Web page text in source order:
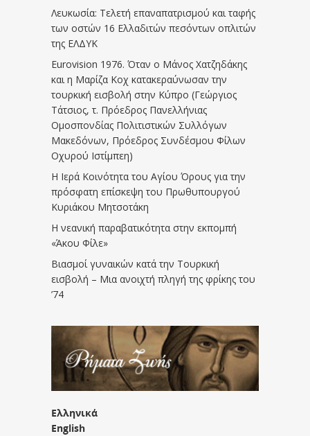
Λευκωσία: Τελετή επαναπατρισμού και ταφής
των οστών 16 Ελλαδιτών πεσόντων οπλιτών
της ΕΛΔΥΚ
Eurovision 1976. Όταν ο Μάνος Χατζηδάκης
και η Μαρίζα Κοχ κατακεραύνωσαν την
τουρκική εισβολή στην Κύπρο (Γεώργιος
Τάτσιος, τ. Πρόεδρος Πανελλήνιας
Ομοσπονδίας Πολιτιστικών Συλλόγων
Μακεδόνων, Πρόεδρος Συνδέσμου Φίλων
Οχυρού Ιστίμπεη)
Η Ιερά Κοινότητα του Αγίου Όρους για την
πρόσφατη επίσκεψη του Πρωθυπουργού
Κυριάκου Μητσοτάκη
Η νεανική παραβατικότητα στην εκπομπή
«Άκου Φίλε»
Βιασμοί γυναικών κατά την Τουρκική
εισβολή – Μια ανοιχτή πληγή της φρίκης του
’74
Ελληνικά
English